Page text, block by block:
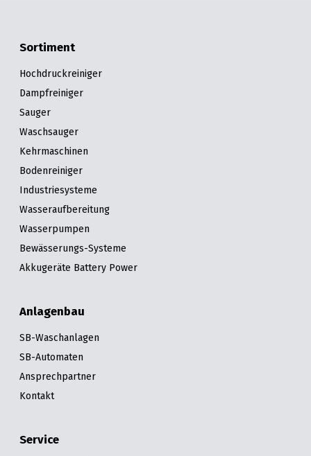
Sortiment
Hochdruckreiniger
Dampfreiniger
Sauger
Waschsauger
Kehrmaschinen
Bodenreiniger
Industriesysteme
Wasseraufbereitung
Wasserpumpen
Bewässerungs-Systeme
Akkugeräte Battery Power
Anlagenbau
SB-Waschanlagen
SB-Automaten
Ansprechpartner
Kontakt
Service